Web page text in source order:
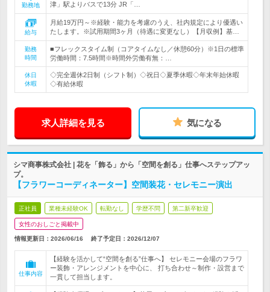
勤務地
津」駅よりバスで13分 JR「…
給与
月給19万円～※経験・能力を考慮のうえ、社内規定により優遇い
たします。※試用期間3ヶ月（待遇に変更なし）【月収例】基…
勤務
時間
■フレックスタイム制（コアタイムなし／休憩60分）※1日の標準
労働時間：7.5時間※時間外労働有無：…
休日
休暇
◇完全週休2日制（シフト制）◇祝日◇夏季休暇◇年末年始休暇
◇有給休暇
求人詳細を見る 気になる
シマ商事株式会社 | 花を「飾る」から「空間を創る」仕事へステップアッ
プ。
【フラワーコーディネーター】空間装花・セレモニー演出
正社員 業種未経験OK 転勤なし 学歴不問 第二新卒歓迎
女性のおしごと掲載中
情報更新日：2026/06/16 終了予定日： 2026/12/07
仕事内容
【経験を活かして“空間を創る”仕事へ】 セレモニー会場のフラワ
ー装飾・アレンジメントを中心に、 打ち合わせ～制作・設営まで
一貫して担当します。